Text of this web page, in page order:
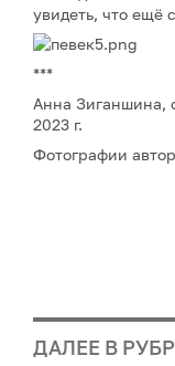
увидеть, что ещё
***
Анна Зиганшина,
2023 г.
Фотографии
ДАЛЕЕ В